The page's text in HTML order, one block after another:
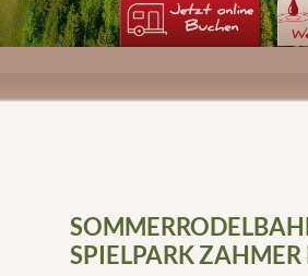
SPIELPARK ZAHMER